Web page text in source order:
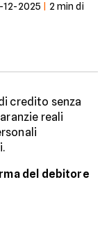
12-2025 2 min di
credito senza
reali
del debitore